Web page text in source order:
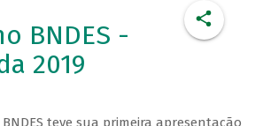
BNDES -
2019